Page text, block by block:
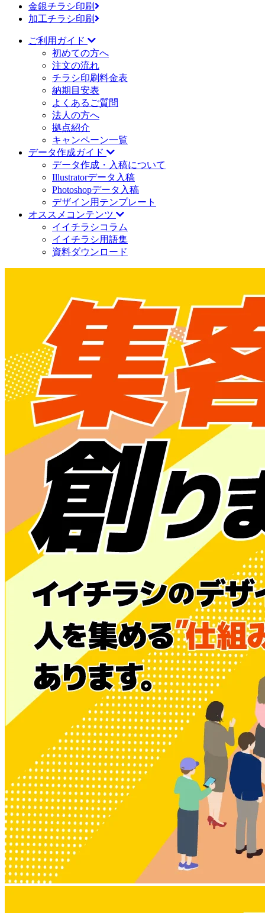
金銀チラシ印刷
加工チラシ印刷
ご利用ガイド
初めての方へ
注文の流れ
チラシ印刷料金表
納期目安表
よくあるご質問
法人の方へ
拠点紹介
キャンペーン一覧
データ作成ガイド
データ作成・入稿について
Illustratorデータ入稿
Photoshopデータ入稿
デザイン用テンプレート
オススメコンテンツ
イイチラシコラム
イイチラシ用語集
資料ダウンロード